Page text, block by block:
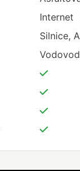
Internet
Silnice,
Vodovod